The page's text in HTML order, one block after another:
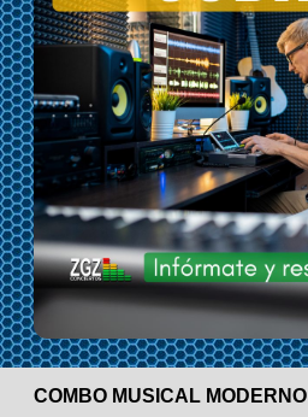
COMBO MUSICAL MODERNO